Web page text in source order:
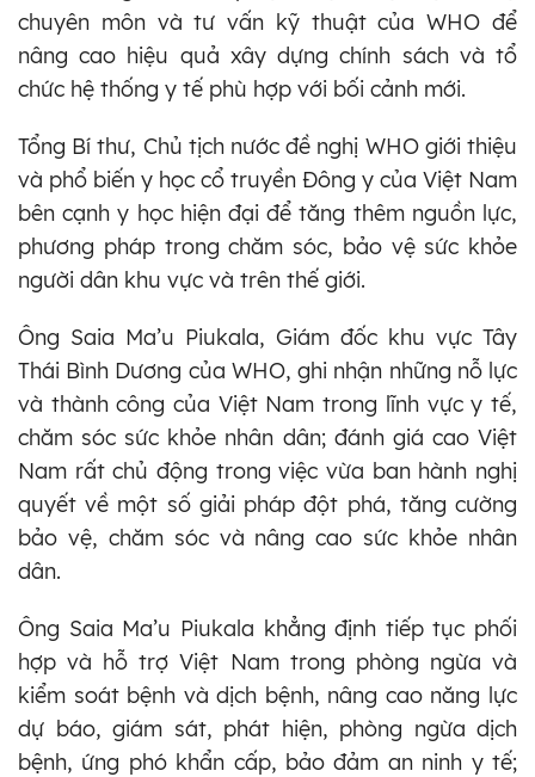
chuyên môn và tư vấn kỹ thuật của WHO để
nâng cao hiệu quả xây dựng chính sách và tổ
chức hệ thống y tế phù hợp với bối cảnh mới.
Tổng Bí thư, Chủ tịch nước đề nghị WHO giới thiệu
và phổ biến y học cổ truyền Đông y của Việt Nam
bên cạnh y học hiện đại để tăng thêm nguồn lực,
phương pháp trong chăm sóc, bảo vệ sức khỏe
người dân khu vực và trên thế giới.
Ông Saia Ma’u Piukala, Giám đốc khu vực Tây
Thái Bình Dương của WHO, ghi nhận những nỗ lực
và thành công của Việt Nam trong lĩnh vực y tế,
chăm sóc sức khỏe nhân dân; đánh giá cao Việt
Nam rất chủ động trong việc vừa ban hành nghị
quyết về một số giải pháp đột phá, tăng cường
bảo vệ, chăm sóc và nâng cao sức khỏe nhân
dân.
Ông Saia Ma’u Piukala khẳng định tiếp tục phối
hợp và hỗ trợ Việt Nam trong phòng ngừa và
kiểm soát bệnh và dịch bệnh, nâng cao năng lực
dự báo, giám sát, phát hiện, phòng ngừa dịch
bệnh, ứng phó khẩn cấp, bảo đảm an ninh y tế;